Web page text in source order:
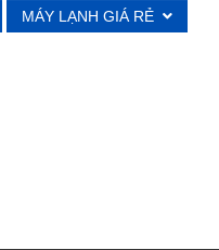
MÁY LẠNH GIÁ RẺ